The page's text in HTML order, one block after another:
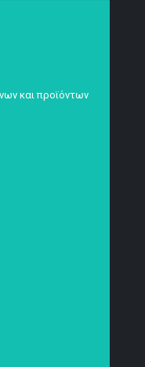
και προϊόντων